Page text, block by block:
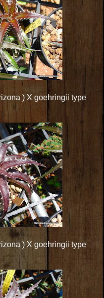
) X goehringii type
) X goehringii type